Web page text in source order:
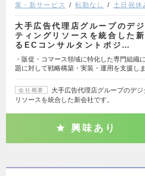
業・新サービス
転勤なし 土日祝休
大手広告代理店グループのデ
ティングリソースを統合した
るECコンサルタントポジ…
・販促・コマース領域に特化した専門組織
題に対して戦略構築・実装・運用を支援し
会社概要
大手広告代理店グループのデ
リソースを統合した新会社です。
興味あり